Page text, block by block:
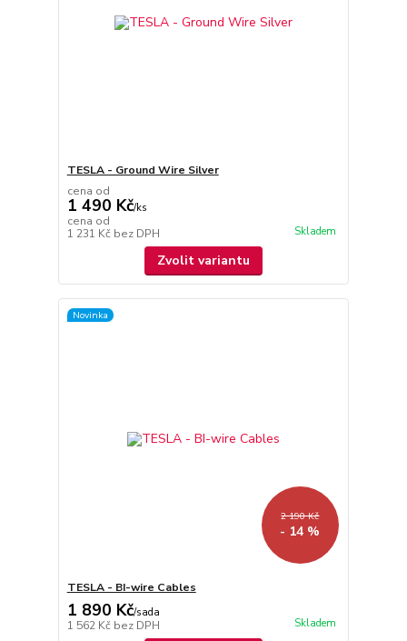
TESLA - Ground Wire Silver
cena od
1 490 Kč/ks
cena od
1 231 Kč bez DPH Skladem
Zvolit variantu
Novinka
2 190 Kč
- 14 %
TESLA - BI-wire Cables
1 890 Kč/sada
1 562 Kč bez DPH Skladem